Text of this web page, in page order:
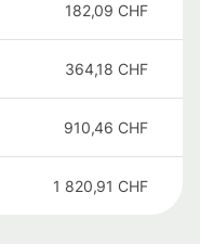
182,09 CHF
364,18 CHF
910,46 CHF
1 820,91 CHF